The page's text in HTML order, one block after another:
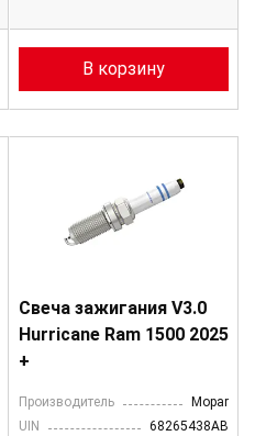
В корзину
Свеча зажигания V3.0
Hurricane Ram 1500 2025
+
Производитель
Mopar
UIN
68265438AB